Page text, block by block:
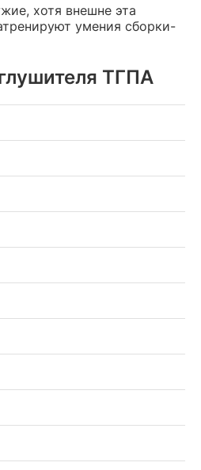
хотя внешне эта
умения сборки-
ТГПА